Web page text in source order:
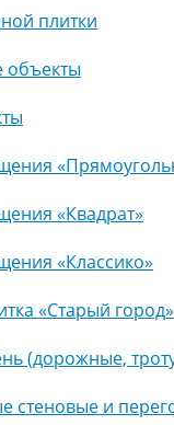
плитки
объекты
«Квадрат»
«Классико»
«Старый город»
(дорожные,
стеновые и